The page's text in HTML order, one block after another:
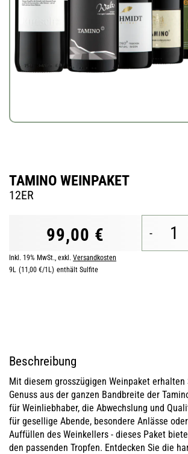
TAMINO WEINPAKET
12ER
99,00 €
Inkl. 19% MwSt., exkl. Versandkosten
-
9L (11,00 €/1L) enthält Sulfite
Beschreibung
Mit diesem grosszügigen Weinpaket erhalten
Genuss aus der ganzen Bandbreite der
für Weinliebhaber, die Abwechslung und
für gesellige Abende, besondere Anlässe
Auffüllen des Weinkellers - dieses Paket
den passenden Tropfen. Entdecken Sie die